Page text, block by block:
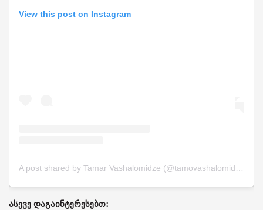
View this post on Instagram
ასევე დაგაინტერესებთ: